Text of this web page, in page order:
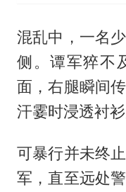
混乱中，一名
侧。谭军猝不
面，右腿瞬间
汗霎时浸透衬衫
可暴行并未终
军，直至远处